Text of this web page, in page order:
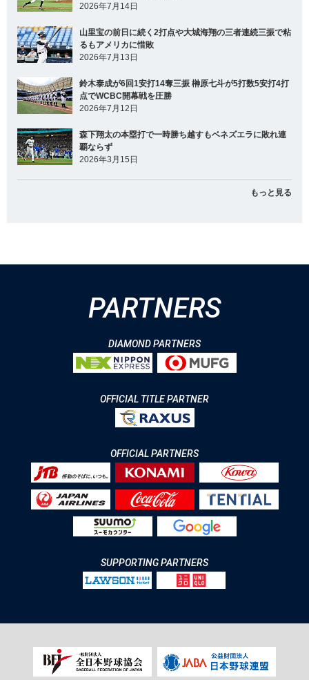
2026年7月14日
山里宝の前日に続く2打点や大城海翔の三者連続三振で粘
るもアメリカに惜敗
2026年7月13日
鈴木泰成が6回1安打14奪三振 榊原七斗が5打数5安打4打
点でWCBC開幕戦を圧勝
2026年7月12日
森下翔太の本塁打で一時勝ち越すもベネズエラに敗れ連
覇ならず
2026年3月15日
もっと見る
PARTNERS
DIAMOND PARTNERS
OFFICIAL TITLE PARTNER
OFFICIAL PARTNERS
SUPPORTING PARTNERS